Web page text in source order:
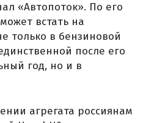
«Автопоток». По его
встать на
только в бензиновой
после его
год, но и в
агрегата россиянам